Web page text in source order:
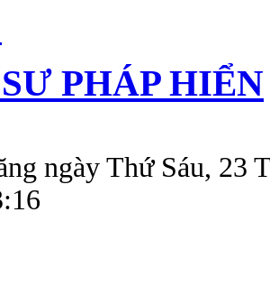
PHÁP HIỂN
ngày Thứ Sáu, 23